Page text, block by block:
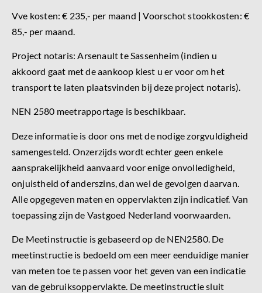
Vve kosten: € 235,- per maand | Voorschot stookkosten: €
85,- per maand.
Project notaris: Arsenault te Sassenheim (indien u
akkoord gaat met de aankoop kiest u er voor om het
transport te laten plaatsvinden bij deze project notaris).
NEN 2580 meetrapportage is beschikbaar.
Deze informatie is door ons met de nodige zorgvuldigheid
samengesteld. Onzerzijds wordt echter geen enkele
aansprakelijkheid aanvaard voor enige onvolledigheid,
onjuistheid of anderszins, dan wel de gevolgen daarvan.
Alle opgegeven maten en oppervlakten zijn indicatief. Van
toepassing zijn de Vastgoed Nederland voorwaarden.
De Meetinstructie is gebaseerd op de NEN2580. De
meetinstructie is bedoeld om een meer eenduidige manier
van meten toe te passen voor het geven van een indicatie
van de gebruiksoppervlakte. De meetinstructie sluit